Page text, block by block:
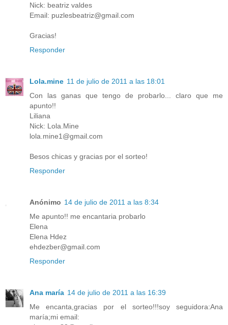
Nick: beatriz valdes
Email: puzlesbeatriz@gmail.com
Gracias!
Responder
Lola.mine 11 de julio de 2011 a las 18:01
Con las ganas que tengo de probarlo... claro que me
apunto!!
Liliana
Nick: Lola.Mine
lola.mine1@gmail.com
Besos chicas y gracias por el sorteo!
Responder
Anónimo 14 de julio de 2011 a las 8:34
Me apunto!! me encantaria probarlo
Elena
Elena Hdez
ehdezber@gmail.com
Responder
Ana maría 14 de julio de 2011 a las 16:39
Me encanta,gracias por el sorteo!!!soy seguidora:Ana
maría;mi email: